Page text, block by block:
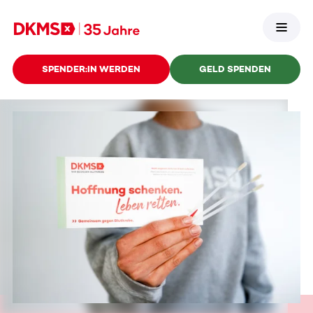
SPENDER:IN WERDEN GELD SPENDEN